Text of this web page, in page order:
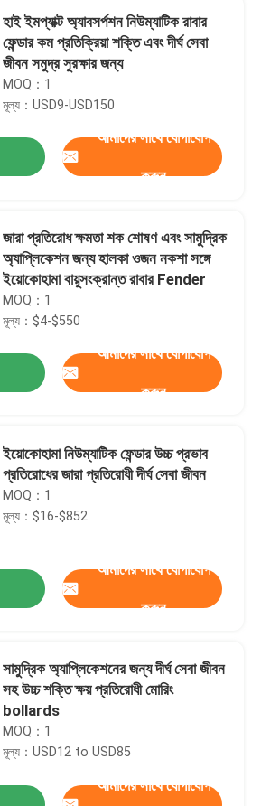
হাই ইমপ্যাক্ট অ্যাবসর্পশন নিউম্যাটিক রাবার
ফেন্ডার কম প্রতিক্রিয়া শক্তি এবং দীর্ঘ সেবা
জীবন সমুদ্র সুরক্ষার জন্য
MOQ：1
মূল্য：USD9-USD150
আমাদের সাথে যোগাযোগ
করুন
জারা প্রতিরোধ ক্ষমতা শক শোষণ এবং সামুদ্রিক
অ্যাপ্লিকেশন জন্য হালকা ওজন নকশা সঙ্গে
ইয়োকোহামা বায়ুসংক্রান্ত রাবার Fender
MOQ：1
মূল্য：$4-$550
আমাদের সাথে যোগাযোগ
করুন
ইয়োকোহামা নিউম্যাটিক ফেন্ডার উচ্চ প্রভাব
প্রতিরোধের জারা প্রতিরোধী দীর্ঘ সেবা জীবন
MOQ：1
মূল্য：$16-$852
আমাদের সাথে যোগাযোগ
করুন
সামুদ্রিক অ্যাপ্লিকেশনের জন্য দীর্ঘ সেবা জীবন
সহ উচ্চ শক্তি ক্ষয় প্রতিরোধী মোরিং
bollards
MOQ：1
মূল্য：USD12 to USD85
আমাদের সাথে যোগাযোগ